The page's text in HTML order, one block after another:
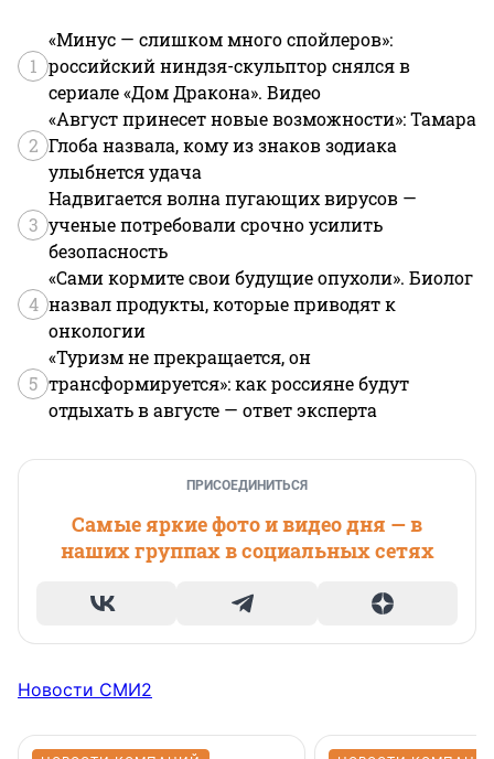
1
«Минус — слишком много спойлеров»:
российский ниндзя-скульптор снялся в
сериале «Дом Дракона». Видео
2
«Август принесет новые возможности»: Тамара
Глоба назвала, кому из знаков зодиака
улыбнется удача
3
Надвигается волна пугающих вирусов —
ученые потребовали срочно усилить
безопасность
4
«Сами кормите свои будущие опухоли». Биолог
назвал продукты, которые приводят к
онкологии
5
«Туризм не прекращается, он
трансформируется»: как россияне будут
отдыхать в августе — ответ эксперта
ПРИСОЕДИНИТЬСЯ
Самые яркие фото и видео дня — в
наших группах в социальных сетях
Новости СМИ2